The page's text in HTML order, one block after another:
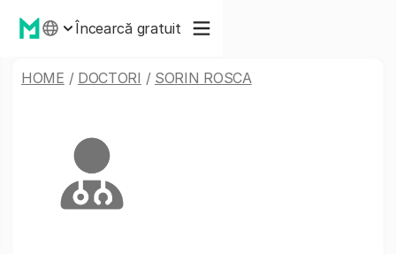
Încearcă gratuit
HOME / DOCTORI / SORIN ROSCA